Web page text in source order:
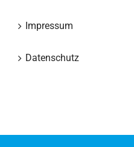
Impressum
Datenschutz